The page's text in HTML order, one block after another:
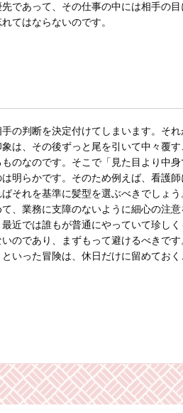
であって、その仕事の中には相手の
てはならないのです。
の判断を決定付けてしまいます。そ
は、その後ずっと尾を引いて中々覆
のなのです。そこで「見た目より中
明らかです。そのため例えば、看護
それを基準に髪型を選ぶべきでしょ
、業務に支障のないように細心の注
近では誰もが普通にやっていて珍し
のであり、まずもって避けるべきで
いった冒険は、休日だけに留めておく